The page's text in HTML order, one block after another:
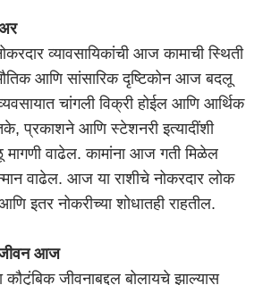
व्यावसायिकांची आज कामाची स्थिती
आणि सांसारिक दृष्टिकोन आज बदलू
चांगली विक्री होईल आणि आर्थिक
प्रकाशने आणि स्टेशनरी इत्यादींशी
मागणी वाढेल. कामांना आज गती मिळेल
वाढेल. आज या राशीचे नोकरदार लोक
इतर नोकरीच्या शोधातही राहतील.
जीवन आज
कौटुंबिक जीवनाबद्दल बोलायचे झाल्यास